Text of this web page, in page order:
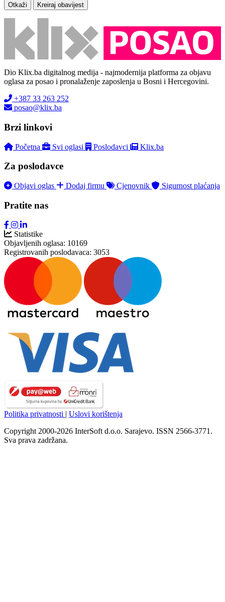
Otkaži Kreiraj obavijest
Dio Klix.ba digitalnog medija - najmodernija platforma za objavu
oglasa za posao i pronalaženje zaposlenja u Bosni i Hercegovini.
+387 33 263 252
posao@klix.ba
Brzi linkovi
Početna Svi oglasi Poslodavci Klix.ba
Za poslodavce
Objavi oglas Dodaj firmu Cjenovnik Sigurnost plaćanja
Pratite nas
Statistike
Objavljenih oglasa: 10169
Registrovanih poslodavaca: 3053
Politika privatnosti | Uslovi korištenja
Copyright 2000-2026 InterSoft d.o.o. Sarajevo. ISSN 2566-3771.
Sva prava zadržana.